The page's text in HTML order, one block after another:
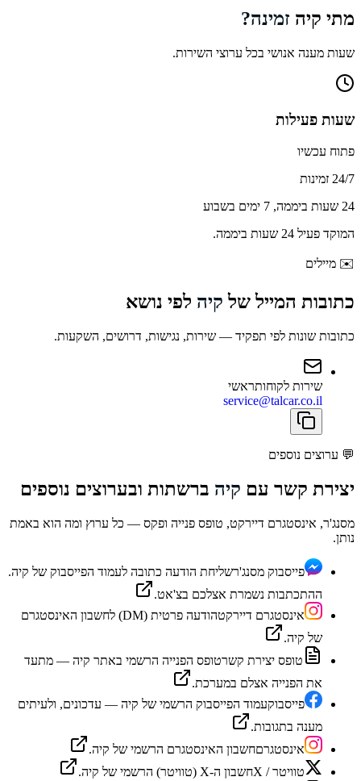
מתי קיה זמינה?
שעות מענה אנושי בכל ערוצי השירות.
שעות פעילות
פתוח עכשיו
24/7 זמינות
24 שעות ביממה, 7 ימים בשבוע
המוקד פעיל 24 שעות ביממה.
✉️ מיילים
כתובות המייל של קיה לפי נושא
כתובות שונות לפי תפקיד — שירות, נגישות, דרושים, השקעות.
שירות לקוחותראשי
service@talcar.co.il
💬 ערוצים נוספים
יצירת קשר עם קיה ברשתות ובערוצים נוספים
מסנג'ר, אינסטגרם דיירקט, טופס פנייה ופקס — כל ערוץ ומה הוא באמת
נותן.
פייסבוק מסנג'רשליחת הודעה כתובה לעמוד הפייסבוק של קיה.
ההתכתבות נשמרת אצלכם בצ'אט.
אינסטגרם דיירקט
הודעה פרטית (DM) לחשבון האינסטגרם
של קיה.
טופס יצירת קשרטופס הפנייה הרשמי באתר קיה — מתעד
את הפנייה אצלם במערכת.
פייסבוקעמוד הפייסבוק הרשמי של קיה — עדכונים, ולעיתים
מענה בתגובות.
אינסטגרםחשבון האינסטגרם הרשמי של קיה.
טוויטר / X
חשבון ה-X (טוויטר) הרשמי של קיה.